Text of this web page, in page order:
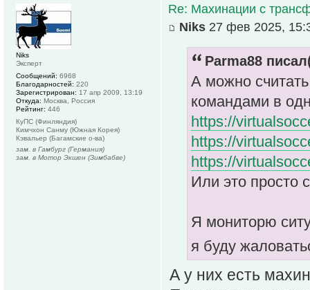
Re: Махинации с
Niks 27 фев 2025,
Parma88
А можно
командами в
https://
https://
https://
Или это просто
Я мониторю
я буду
А у них есть
Niks
Эксперт
Сообщений: 6968
Благодарностей: 220
Зарегистрирован: 17 апр 2009, 13:19
Откуда: Москва, Россия
Рейтинг: 446
КуПС (Финляндия)
Кимчхон Санму (Южная Корея)
Кэвальер (Багамские о-ва)
зам. в Гамбург (Германия)
зам. в Мотор Экшен (Зимбабве)